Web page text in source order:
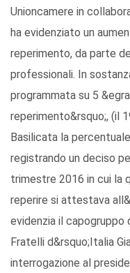
Unioncamere in
ha evidenziato un
reperimento, da parte
professionali. In
programmata su 5
reperimento&rsquo;, (il
Basilicata la
registrando un deciso
trimestre 2016 in cui la
reperire si attestava
evidenzia il capogruppo
Fratelli d&rsquo;Italia
interrogazione al